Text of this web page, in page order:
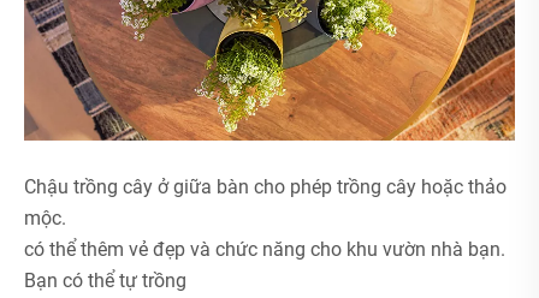
Chậu trồng cây ở giữa bàn cho phép trồng cây hoặc thảo
mộc.
có thể thêm vẻ đẹp và chức năng cho khu vườn nhà bạn.
Bạn có thể tự trồng